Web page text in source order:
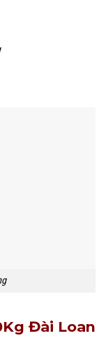
Đài Loan